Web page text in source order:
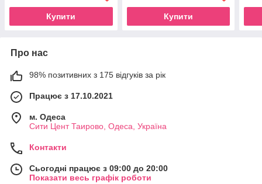
Купити Купити
Про нас
98% позитивних з 175 відгуків за рік
Працює з 17.10.2021
м. Одеса
Сити Цент Таирово, Одеса, Україна
Контакти
Сьогодні працює з 09:00 до 20:00
Показати весь графік роботи